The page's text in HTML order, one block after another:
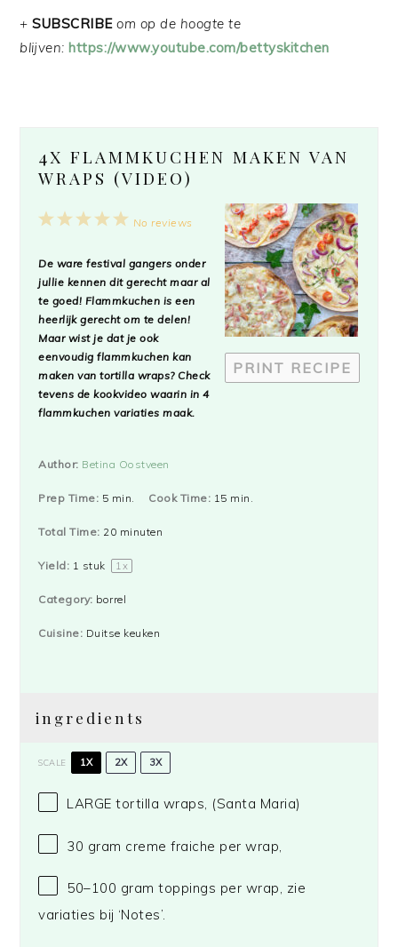
+SUBSCRIBEom op de hoogte te
blijven: https://www.youtube.com/bettyskitchen
4X FLAMMKUCHEN MAKEN VAN
WRAPS (VIDEO)
PRINT RECIPE
5
4
3
2
1
No reviews
De ware festival gangers onder
jullie kennen dit gerecht maar al
te goed! Flammkuchen is een
heerlijk gerecht om te delen!
Maar wist je dat je ook
eenvoudig flammkuchen kan
maken van tortilla wraps? Check
tevens de kookvideo waarin in 4
flammkuchen variaties maak.
Author: Betina Oostveen
Prep Time: 5 min. Cook Time: 15 min.
Total Time: 20 minuten
Yield: 1 stuk 1x
Category: borrel
Cuisine: Duitse keuken
ingredients
SCALE 1X 2X 3X
LARGE tortilla wraps, (Santa Maria)
30 gram creme fraiche per wrap,
50–100 gram toppings per wrap, zie
variaties bij ‘Notes’.